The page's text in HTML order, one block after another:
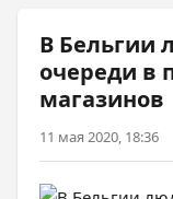
В Бельгии
очереди в
магазинов
11 мая 2020, 18:36